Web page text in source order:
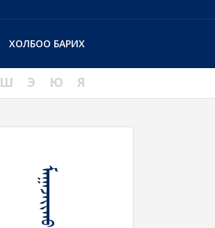
ХОЛБОО БАРИХ
Ш Э Ю Я
ᠮᠠᠭᠠᠵᠠᠶᠢᠬᠤ